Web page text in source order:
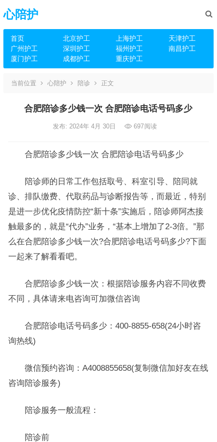
心陪护
首页 北京护工 上海护工
天津护工
广州护工
深圳护工 福州护工
南昌护工
厦门护工
成都护工 重庆护工
当前位置 心陪护 陪诊 正文
合肥陪诊多少钱一次 合肥陪诊电话号码多少
发布: 2024年 4月 30日 697阅读
合肥陪诊多少钱一次 合肥陪诊电话号码多少
陪诊师的日常工作包括取号、科室引导、陪同就
诊、排队缴费、代取药品与诊断报告等，而最近，特别
是进一步优化疫情防控“新十条”实施后，陪诊师阿杰接
触最多的，就是“代办”业务，“基本上增加了2-3倍。”那
么在合肥陪诊多少钱一次?合肥陪诊电话号码多少?下面
一起来了解看看吧。
合肥陪诊多少钱一次：根据陪诊服务内容不同收费
不同，具体请来电咨询可加微信咨询
合肥陪诊电话号码多少：400-8855-658(24小时咨
询热线)
微信预约咨询：A4008855658(复制微信加好友在线
咨询陪诊服务)
陪诊服务一般流程：
陪诊前